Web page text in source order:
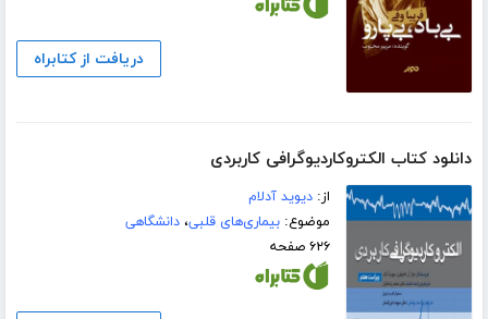
دریافت از کتابراه
دانلود کتاب الکتروکاردیوگرافی کاربردی
از:دیوید آدلام
موضوع:بیماری‌های قلبی،دانشگاهی
۶۲۶ صفحه